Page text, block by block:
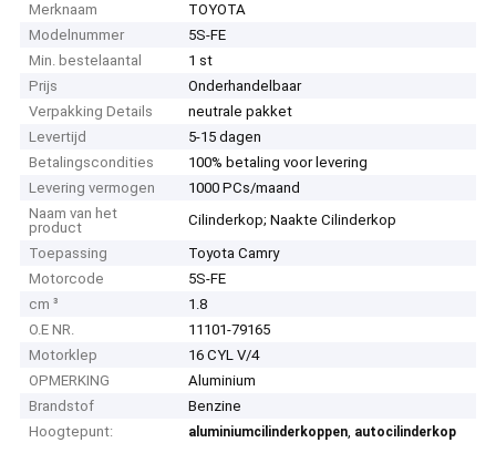
Merknaam
TOYOTA
Modelnummer
5S-FE
Min. bestelaantal
1 st
Prijs
Onderhandelbaar
Verpakking Details
neutrale pakket
Levertijd
5-15 dagen
Betalingscondities
100% betaling voor levering
Levering vermogen
1000 PCs/maand
Naam van het
product
Cilinderkop; Naakte Cilinderkop
Toepassing
Toyota Camry
Motorcode
5S-FE
cm ³
1.8
O.E NR.
11101-79165
Motorklep
16 CYL V/4
OPMERKING
Aluminium
Brandstof
Benzine
Hoogtepunt:
aluminiumcilinderkoppen, autocilinderkop